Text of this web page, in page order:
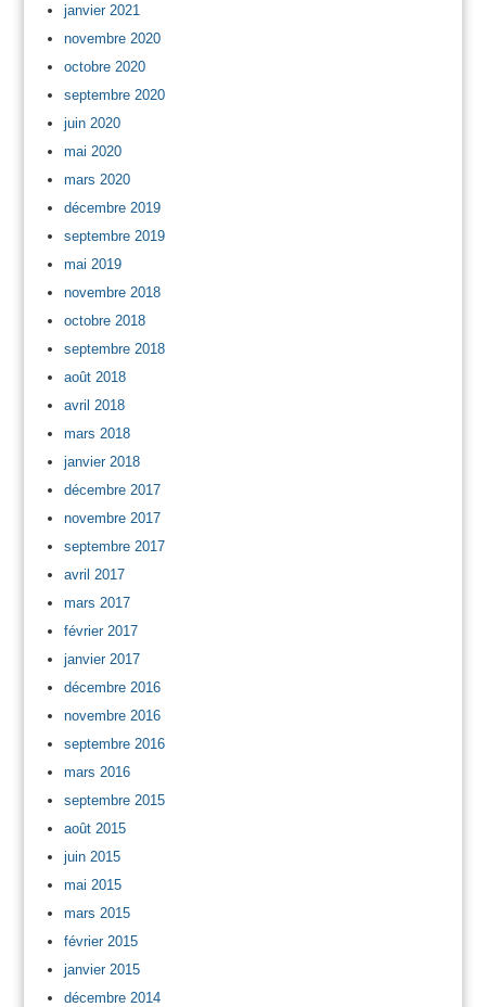
janvier 2021
novembre 2020
octobre 2020
septembre 2020
juin 2020
mai 2020
mars 2020
décembre 2019
septembre 2019
mai 2019
novembre 2018
octobre 2018
septembre 2018
août 2018
avril 2018
mars 2018
janvier 2018
décembre 2017
novembre 2017
septembre 2017
avril 2017
mars 2017
février 2017
janvier 2017
décembre 2016
novembre 2016
septembre 2016
mars 2016
septembre 2015
août 2015
juin 2015
mai 2015
mars 2015
février 2015
janvier 2015
décembre 2014